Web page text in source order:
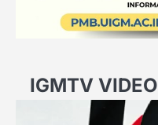
IGMTV VIDEO